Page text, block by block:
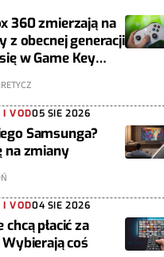
360 zmierzają na
z obecnej generacji
w Game Key
I VOD05 SIE 2026
Samsunga?
na zmiany
I VOD04 SIE 2026
chcą płacić za
coś